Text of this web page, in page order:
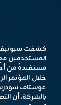
كشفت
المستخدمين
مستفيدةً من
خلال المؤتمر
غوستاف
بالشركة، أن